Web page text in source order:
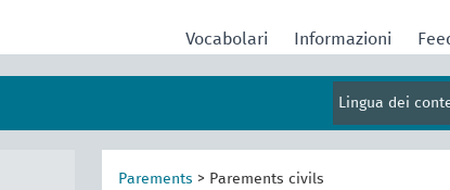
Vocabolari Informazioni
Lingua dei
Parements > Parements civils